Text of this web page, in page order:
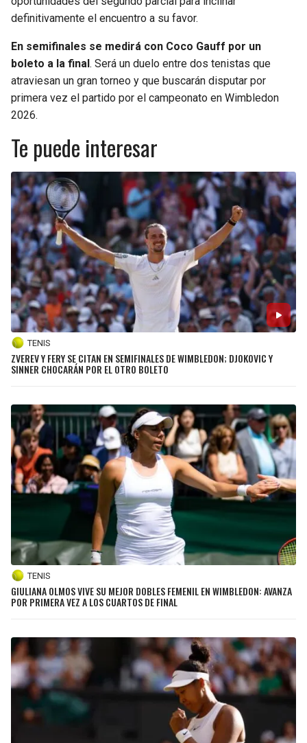
definitivamente el encuentro a su favor.
En semifinales se medirá con Coco Gauff por un
boleto a la final . Será un duelo entre dos tenistas que
atraviesan un gran torneo y que buscarán disputar por
primera vez el partido por el campeonato en Wimbledon
2026.
Te puede interesar
TENIS
ZVEREV Y FERY SE CITAN EN SEMIFINALES DE WIMBLEDON; DJOKOVIC Y
SINNER CHOCARÁN POR EL OTRO BOLETO
TENIS
GIULIANA OLMOS VIVE SU MEJOR DOBLES FEMENIL EN WIMBLEDON: AVANZA
POR PRIMERA VEZ A LOS CUARTOS DE FINAL